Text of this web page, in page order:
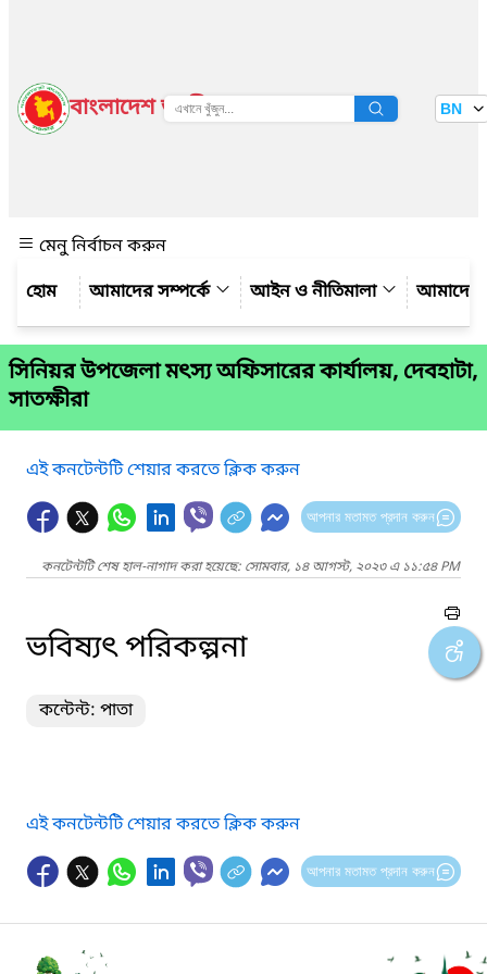
বাংলাদেশ জাতীয় তথ্য বাতায়ন BN
মেনু নির্বাচন করুন
আমাদের সম্পর্কে
আইন ও নীতিমালা আমাদের
সিনিয়র উপজেলা মৎস্য অফিসারের কার্যালয়, দেবহাটা,
সাতক্ষীরা
এই কনটেন্টটি শেয়ার করতে ক্লিক করুন
আপনার মতামত প্রদান করুন
কনটেন্টটি শেষ হাল-নাগাদ করা হয়েছে: সোমবার, ১৪ আগস্ট, ২০২৩ এ ১১:৫৪ PM
ভবিষ্যৎ পরিকল্পনা
কন্টেন্ট: পাতা
এই কনটেন্টটি শেয়ার করতে ক্লিক করুন
আপনার মতামত প্রদান করুন